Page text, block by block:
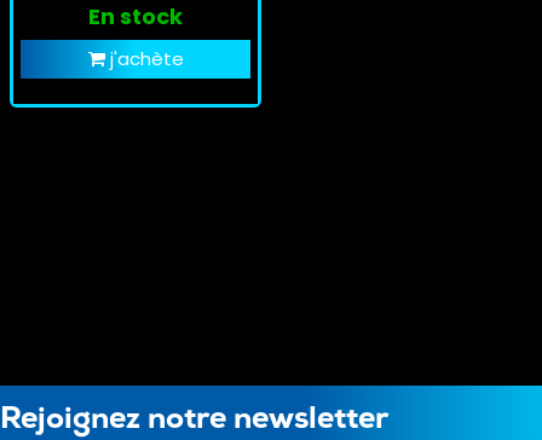
En stock
j'achète
Rejoignez notre newsletter